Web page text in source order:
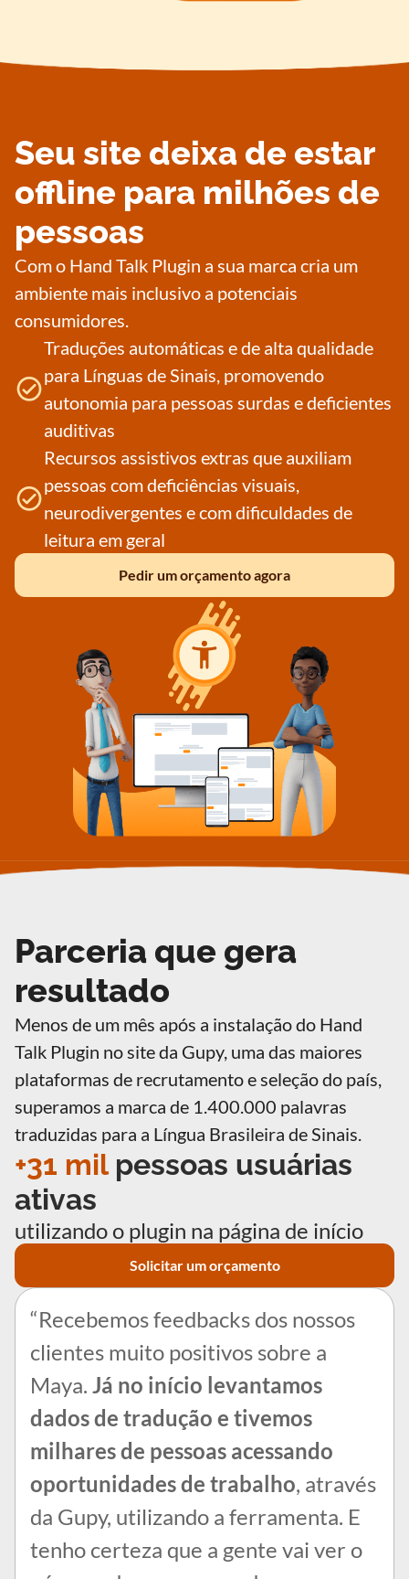
Seu site deixa de estar
offline para milhões de
pessoas
Com o Hand Talk Plugin a sua marca cria um
ambiente mais inclusivo a potenciais
consumidores.
Traduções automáticas e de alta qualidade
para Línguas de Sinais, promovendo
autonomia para pessoas surdas e deficientes
auditivas
Recursos assistivos extras que auxiliam
pessoas com deficiências visuais,
neurodivergentes e com dificuldades de
leitura em geral
Pedir um orçamento agora
Parceria que gera
resultado
Menos de um mês após a instalação do Hand
Talk Plugin no site da Gupy, uma das maiores
plataformas de recrutamento e seleção do país,
superamos a marca de 1.400.000 palavras
traduzidas para a Língua Brasileira de Sinais.
+31 milpessoas usuárias
ativas
utilizando o plugin na página de início
Solicitar um orçamento
“Recebemos feedbacks dos nossos
clientes muito positivos sobre a
Maya. Já no início levantamos
dados de tradução e tivemos
milhares de pessoas acessando
oportunidades de trabalho, através
da Gupy, utilizando a ferramenta. E
tenho certeza que a gente vai ver o